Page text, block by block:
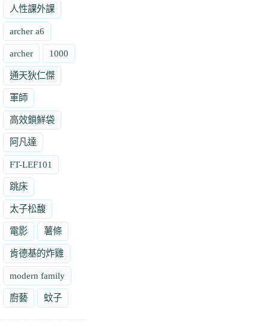
人性課外課
archer a6
archer 1000
通天狄仁傑
軍師
高效鎖鮮袋
阿凡達
FT-LEF101
跳床
太子松馥
電影 薯條
肯德基的炸雞
modern family
廚藝 蚊子